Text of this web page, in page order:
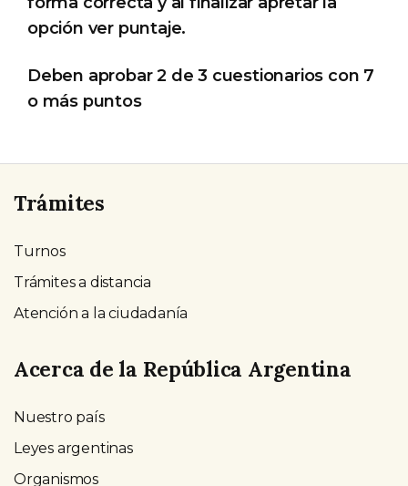
opción ver puntaje.
Deben aprobar 2 de 3 cuestionarios con 7
o más puntos
Trámites
Turnos
Trámites a distancia
Atención a la ciudadanía
Acerca de la República Argentina
Nuestro país
Leyes argentinas
Organismos